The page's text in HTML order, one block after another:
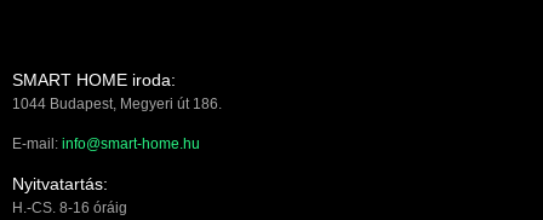
SMART HOME iroda:
1044 Budapest, Megyeri út 186.
E-mail: info@smart-home.hu
Nyitvatartás:
H.-CS. 8-16 óráig